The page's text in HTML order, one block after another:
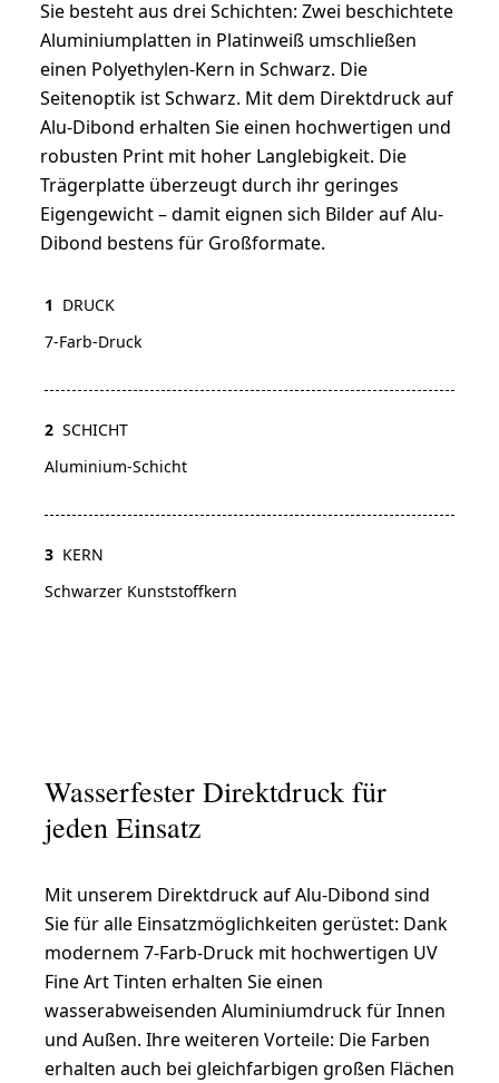
Sie besteht aus drei Schichten: Zwei beschichtete
Aluminiumplatten in Platinweiß umschließen
einen Polyethylen-Kern in Schwarz. Die
Seitenoptik ist Schwarz. Mit dem Direktdruck auf
Alu-Dibond erhalten Sie einen hochwertigen und
robusten Print mit hoher Langlebigkeit. Die
Trägerplatte überzeugt durch ihr geringes
Eigengewicht – damit eignen sich Bilder auf Alu-
Dibond bestens für Großformate.
1 DRUCK
7-Farb-Druck
2 SCHICHT
Aluminium-Schicht
3 KERN
Schwarzer Kunststoffkern
Wasserfester Direktdruck für
jeden Einsatz
Mit unserem Direktdruck auf Alu-Dibond sind
Sie für alle Einsatzmöglichkeiten gerüstet: Dank
modernem 7-Farb-Druck mit hochwertigen UV
Fine Art Tinten erhalten Sie einen
wasserabweisenden Aluminiumdruck für Innen
und Außen. Ihre weiteren Vorteile: Die Farben
erhalten auch bei gleichfarbigen großen Flächen